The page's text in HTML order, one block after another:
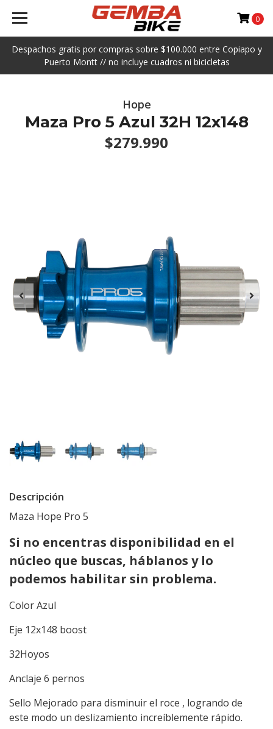
Despachos gratis por compras sobre $100.000 entre Copiapo y
Puerto Montt // no incluye cuadros ni bicicletas
0
Hope
Maza Pro 5 Azul 32H 12x148
$279.990
Descripción
Maza Hope Pro 5
Si no encentras disponibilidad en el
núcleo que buscas, háblanos y lo
podemos habilitar sin problema.
Color Azul
Eje 12x148 boost
32Hoyos
Anclaje 6 pernos
Sello Mejorado para disminuir el roce , logrando de
este modo un deslizamiento increíblemente rápido.